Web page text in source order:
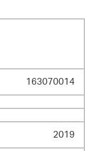
163070014
2019